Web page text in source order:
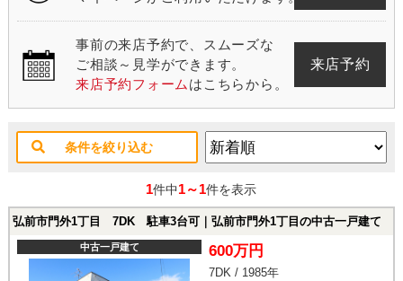
事前の来店予約で、スムーズな
ご相談～見学ができます。
来店予約フォーム はこちらから。
来店予約
条件を絞り込む
1件中1～1件を表示
弘前市門外1丁目 7DK 駐車3台可｜弘前市門外1丁目の中古一戸建て
中古一戸建て 600万円
7DK / 1985年